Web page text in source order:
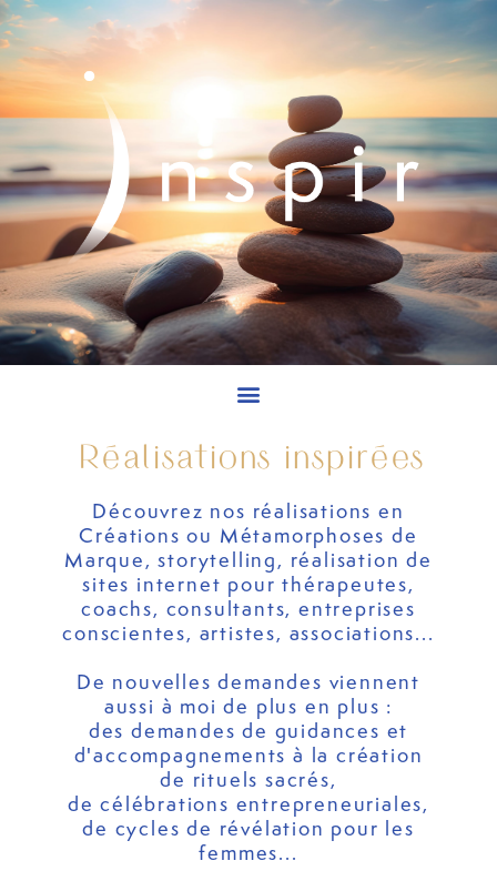
Réalisations inspirées
Découvrez nos réalisations en
Créations ou Métamorphoses de
Marque, storytelling, réalisation de
sites internet pour thérapeutes,
coachs, consultants, entreprises
conscientes, artistes, associations...
De nouvelles demandes viennent
aussi à moi de plus en plus :
des demandes de guidances et
d'accompagnements à la création
de rituels sacrés,
de célébrations entrepreneuriales,
de cycles de révélation pour les
femmes...